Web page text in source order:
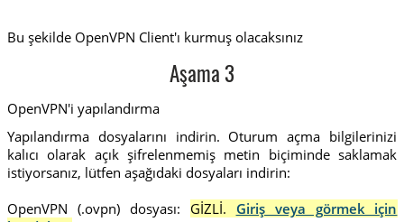
Bu şekilde OpenVPN Client'ı kurmuş olacaksınız
Aşama 3
OpenVPN'i yapılandırma
Yapılandırma dosyalarını indirin. Oturum açma bilgilerinizi
kalıcı olarak açık şifrelenmemiş metin biçiminde saklamak
istiyorsanız, lütfen aşağıdaki dosyaları indirin:
OpenVPN (.ovpn) dosyası:
GİZLİ. Giriş veya görmek için